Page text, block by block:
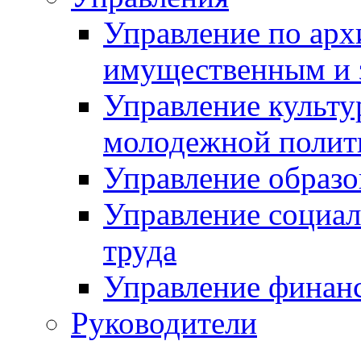
Управление по
имущественным и
Управление
молодежной
Управление
Управление
труда
Управление
Руководители